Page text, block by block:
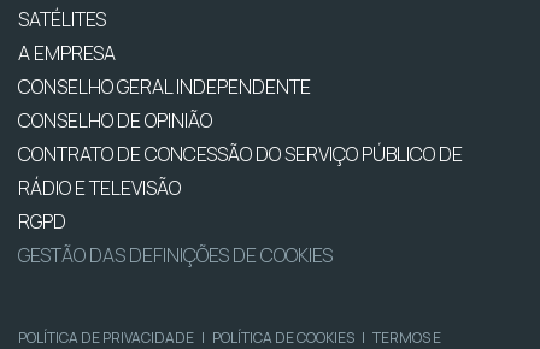
SATÉLITES
A EMPRESA
CONSELHO GERAL INDEPENDENTE
CONSELHO DE OPINIÃO
CONTRATO DE CONCESSÃO DO SERVIÇO PÚBLICO DE
RÁDIO E TELEVISÃO
RGPD
GESTÃO DAS DEFINIÇÕES DE COOKIES
POLÍTICA DE PRIVACIDADE | POLÍTICA DE COOKIES | TERMOS E